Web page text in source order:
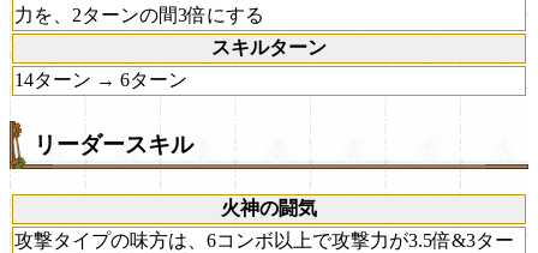
力を、2ターンの間3倍にする
スキルターン
14ターン → 6ターン
リーダースキル
火神の闘気
攻撃タイプの味方は、6コンボ以上で攻撃力が3.5倍&3ター